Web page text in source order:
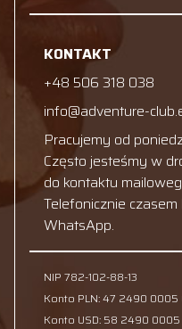
KONTAKT
+48 506 318 038
info@adventure-
Pracujemy od
Często jesteśmy w
do kontaktu
Telefonicznie
WhatsApp.
NIP 782-102-88-13
Konto PLN: 47 2490
Konto USD: 58 2490